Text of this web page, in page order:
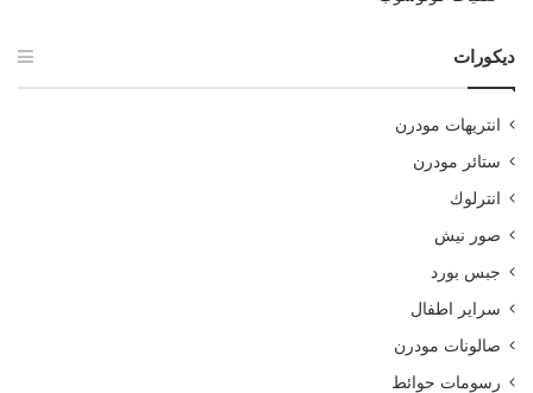
ديكورات
انتريهات مودرن
ستائر مودرن
انترلوك
صور نيش
جبس بورد
سراير اطفال
صالونات مودرن
رسومات حوائط